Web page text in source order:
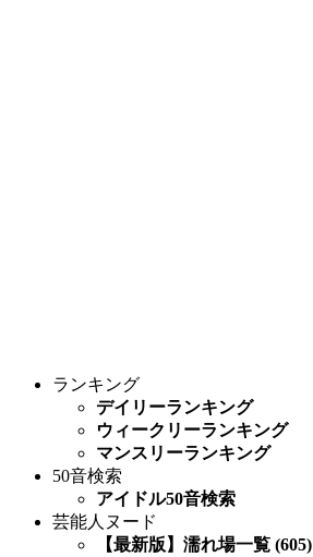
ランキング
デイリーランキング
ウィークリーランキング
マンスリーランキング
50音検索
アイドル50音検索
芸能人ヌード
【最新版】濡れ場一覧 (605)